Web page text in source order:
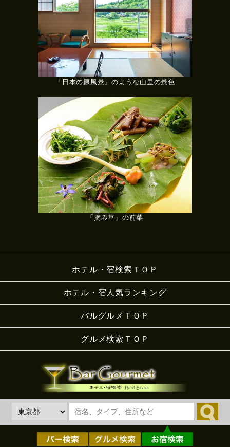
「日本の原風景」のような山里の景色
「摘み草」の前菜
ホテル・宿検索ＴＯＰ
ホテル・宿人気ランキング
バルグルメＴＯＰ
グルメ検索ＴＯＰ